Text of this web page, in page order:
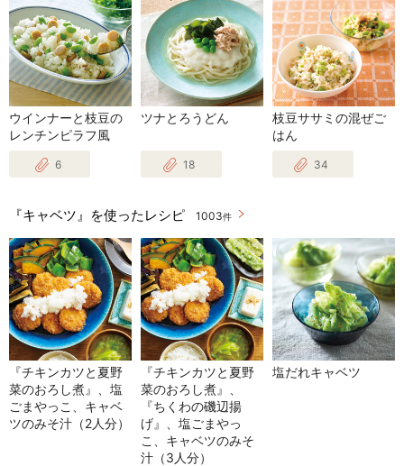
ウインナーと枝豆の
レンチンピラフ風
6
ツナとろうどん
18
枝豆ササミの混ぜご
はん
34
『キャベツ』を使ったレシピ 1003件
『チキンカツと夏野
菜のおろし煮』、塩
ごまやっこ、キャベ
ツのみそ汁（2人分）
『チキンカツと夏野
菜のおろし煮』、
『ちくわの磯辺揚
げ』、塩ごまやっ
こ、キャベツのみそ
汁（3人分）
塩だれキャベツ